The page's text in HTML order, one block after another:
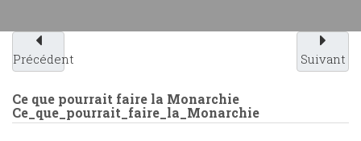
Précédent Suivant
Ce que pourrait faire la Monarchie
Ce_que_pourrait_faire_la_Monarchie